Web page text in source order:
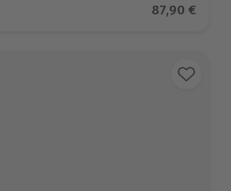
Aktueller
87,90 €